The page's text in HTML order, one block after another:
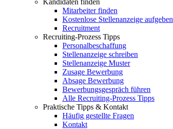
Kandidaten finden
Mitarbeiter finden
Kostenlose Stellenanzeige aufgeben
Recruitment
Recruiting-Prozess Tipps
Personalbeschaffung
Stellenanzeige schreiben
Stellenanzeige Muster
Zusage Bewerbung
Absage Bewerbung
Bewerbungsgespräch führen
Alle Recruiting-Prozess Tipps
Praktische Tipps & Kontakt
Häufig gestellte Fragen
Kontakt